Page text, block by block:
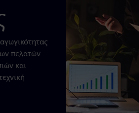
πελατών
και